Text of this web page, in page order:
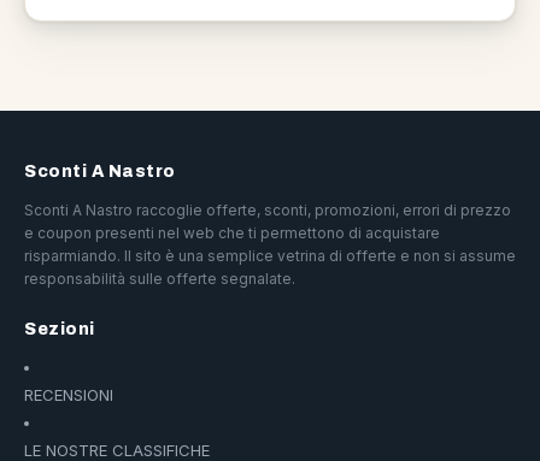
Sconti A Nastro
Sconti A Nastro raccoglie offerte, sconti, promozioni, errori di prezzo
e coupon presenti nel web che ti permettono di acquistare
risparmiando. Il sito è una semplice vetrina di offerte e non si assume
responsabilità sulle offerte segnalate.
Sezioni
RECENSIONI
LE NOSTRE CLASSIFICHE